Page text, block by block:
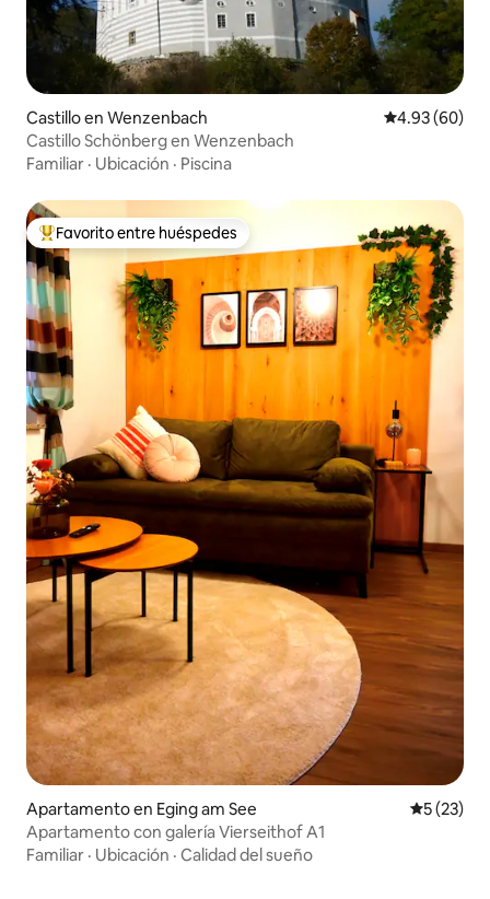
Castillo en Wenzenbach Calificación
4.93 (60)
Castillo Schönberg en Wenzenbach
Familiar · Ubicación · Piscina
Favorito entre huéspedes preferido
Favorito entre huéspedes
Apartamento en Eging am See
5 (23)
Apartamento con galería Vierseithof A1
Familiar · Ubicación · Calidad del sueño